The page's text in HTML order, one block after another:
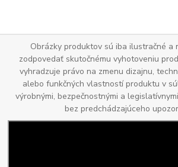
Obrázky produktov sú iba ilustračné a
zodpovedať skutočnému vyhotoveniu
vyhradzuje právo na zmenu dizajnu,
alebo funkčných vlastností produktu v
výrobnými, bezpečnostnými a
bez predchádzajúceho